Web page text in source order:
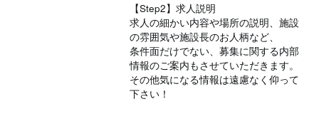
【Step2】求人説明
求人の細かい内容や場所の説明、施設
の雰囲気や施設長のお人柄など、
条件面だけでない、募集に関する内部
情報のご案内もさせていただきます。
その他気になる情報は遠慮なく仰って
下さい！